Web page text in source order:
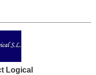
Logical